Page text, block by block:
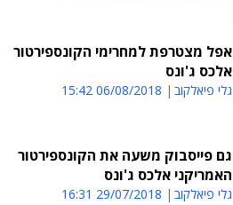
אפל מצטרפת למחרימי הקונספירטור
אלכס ג'ונס
גלי פיאלקוב 06/08/2018 15:42
גם פייסבוק משעה את הקונספירטור
האמריקני אלכס ג'ונס
גלי פיאלקוב 29/07/2018 16:31